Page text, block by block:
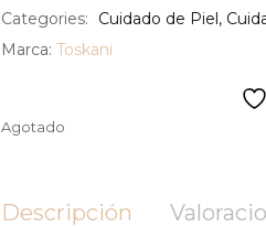
Categories: Cuidado de Piel,
Marca: Toskani
Agotado
Descripción